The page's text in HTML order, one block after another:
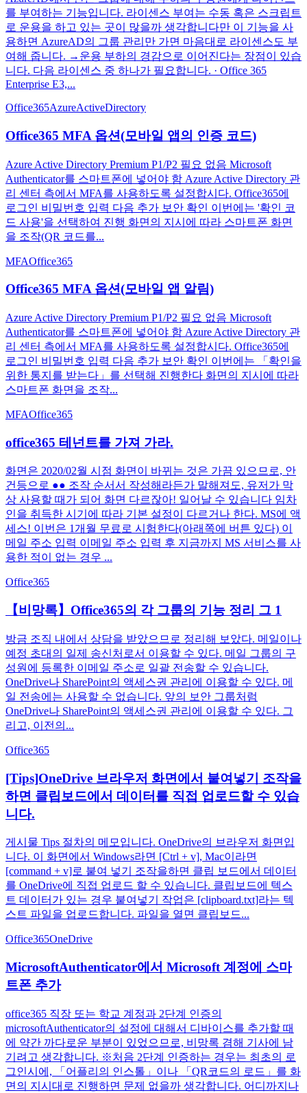
를 부여하는 기능입니다. 라이센스 부여는 수동 혹은 스크립트
로 운용을 하고 있는 곳이 많을까 생각합니다만 이 기능을 사
용하면 AzureAD의 그룹 관리만 가면 마음대로 라이센스도 부
여해 줍니다. →운용 부하의 경감으로 이어진다는 장점이 있습
니다. 다음 라이센스 중 하나가 필요합니다. · Office 365
Enterprise E3,...
Office365AzureActiveDirectory
Office365 MFA 옵션(모바일 앱의 인증 코드)
Azure Active Directory Premium P1/P2 필요 없음 Microsoft
Authenticator를 스마트폰에 넣어야 함 Azure Active Directory 관
리 센터 측에서 MFA를 사용하도록 설정합시다. Office365에
로그인 비밀번호 입력 다음 추가 보안 확인 이번에는 '확인 코
드 사용'을 선택하여 진행 화면의 지시에 따라 스마트폰 화면
을 조작(QR 코드를...
MFAOffice365
Office365 MFA 옵션(모바일 앱 알림)
Azure Active Directory Premium P1/P2 필요 없음 Microsoft
Authenticator를 스마트폰에 넣어야 함 Azure Active Directory 관
리 센터 측에서 MFA를 사용하도록 설정합시다. Office365에
로그인 비밀번호 입력 다음 추가 보안 확인 이번에는 「확인을
위한 통지를 받는다」를 선택해 진행한다 화면의 지시에 따라
스마트폰 화면을 조작...
MFAOffice365
office365 테넌트를 가져 가라.
화면은 2020/02월 시점 화면이 바뀌는 것은 가끔 있으므로, 안
건등으로 ●● 조작 순서서 작성해라든가 말해져도, 유저가 막
상 사용할 때가 되어 화면 다르잖아! 일어날 수 있습니다 임차
인을 취득한 시기에 따라 기본 설정이 다르거나 한다. MS에 액
세스! 이번은 1개월 무료로 시험한다(아래쪽에 버튼 있다) 이
메일 주소 입력 이메일 주소 입력 후 지금까지 MS 서비스를 사
용한 적이 없는 경우 ...
Office365
【비망록】Office365의 각 그룹의 기능 정리 그 1
방금 조직 내에서 상담을 받았으므로 정리해 보았다. 메일이나
예정 초대의 일제 송신처로서 이용할 수 있다. 메일 그룹의 구
성원에 등록한 이메일 주소로 일괄 전송할 수 있습니다.
OneDrive나 SharePoint의 액세스권 관리에 이용할 수 있다. 메
일 전송에는 사용할 수 없습니다. 앞의 보안 그룹처럼
OneDrive나 SharePoint의 액세스권 관리에 이용할 수 있다. 그
리고, 이전의...
Office365
[Tips]OneDrive 브라우저 화면에서 붙여넣기 조작을
하면 클립보드에서 데이터를 직접 업로드할 수 있습
니다.
게시물 Tips 절차의 메모입니다. OneDrive의 브라우저 화면입
니다. 이 화면에서 Windows라면 [Ctrl + v], Mac이라면
[command + v]로 붙여 넣기 조작을하면 클립 보드에서 데이터
를 OneDrive에 직접 업로드 할 수 있습니다. 클립보드에 텍스
트 데이터가 있는 경우 붙여넣기 작업은 [clipboard.txt]라는 텍
스트 파일을 업로드합니다. 파일을 열면 클립보드...
Office365OneDrive
MicrosoftAuthenticator에서 Microsoft 계정에 스마
트폰 추가
office365 직장 또는 학교 계정과 2단계 인증의
microsoftAuthenticator의 설정에 대해서 디바이스를 추가할 때
에 약간 까다로운 부분이 있었으므로, 비망록 겸해 기사에 남
기려고 생각합니다. ※처음 2단계 인증하는 경우는 최초의 로
그인시에, 「어플리의 인스톨」이나 「QR코드의 로드」를 화
면의 지시대로 진행하면 문제 없을까 생각합니다. 어디까지나